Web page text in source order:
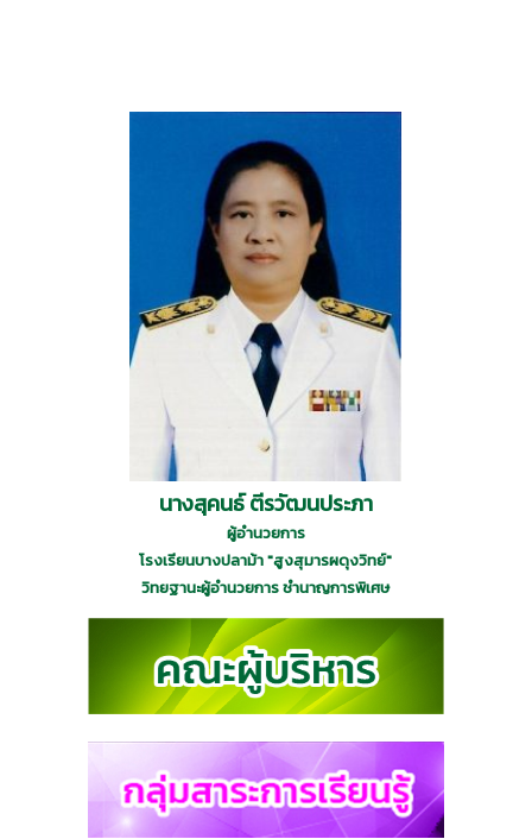
นางสุคนธ์ ตีรวัฒนประภา
ผู้อำนวยการ
โรงเรียนบางปลาม้า "สูงสุมารผดุงวิทย์"
วิทยฐานะผู้อำนวยการ ชำนาญการพิเศษ